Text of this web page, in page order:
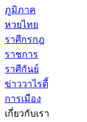
ภูมิภาค
หวยไทย
ราศีกรกฎ
ราชการ
ราศีกันย์
ข่าววาไรตี้
การเมือง
เกี่ยวกับเรา